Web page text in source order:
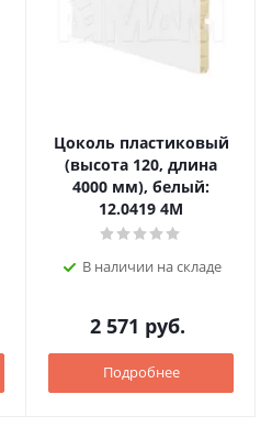
Цоколь пластиковый
(высота 120, длина
4000 мм), белый:
12.0419 4M
В наличии на складе
2 571 руб.
Подробнее